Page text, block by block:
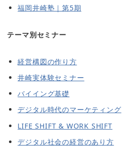
福岡井崎塾｜第5期
テーマ別セミナー
経営構図の作り方
井崎実体験セミナー
バイイング基礎
デジタル時代のマーケティング
LIFE SHIFT & WORK SHIFT
デジタル社会の経営のあり方